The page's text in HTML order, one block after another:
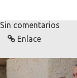
Miguel Ángel Blanco
Sin comentarios
Enlace